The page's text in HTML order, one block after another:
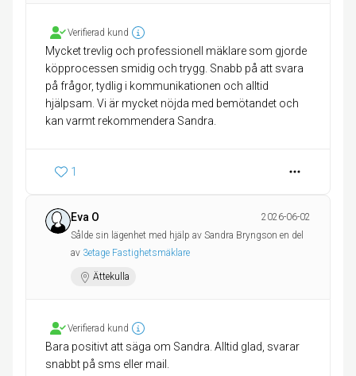
Verifierad kund
Mycket trevlig och professionell mäklare som gjorde
köpprocessen smidig och trygg. Snabb på att svara
på frågor, tydlig i kommunikationen och alltid
hjälpsam. Vi är mycket nöjda med bemötandet och
kan varmt rekommendera Sandra.
1
Eva O
2026-06-02
Sålde sin lägenhet med hjälp av Sandra Bryngson en del
av 3etage Fastighetsmäklare
Ättekulla
Verifierad kund
Bara positivt att säga om Sandra. Alltid glad, svarar
snabbt på sms eller mail.